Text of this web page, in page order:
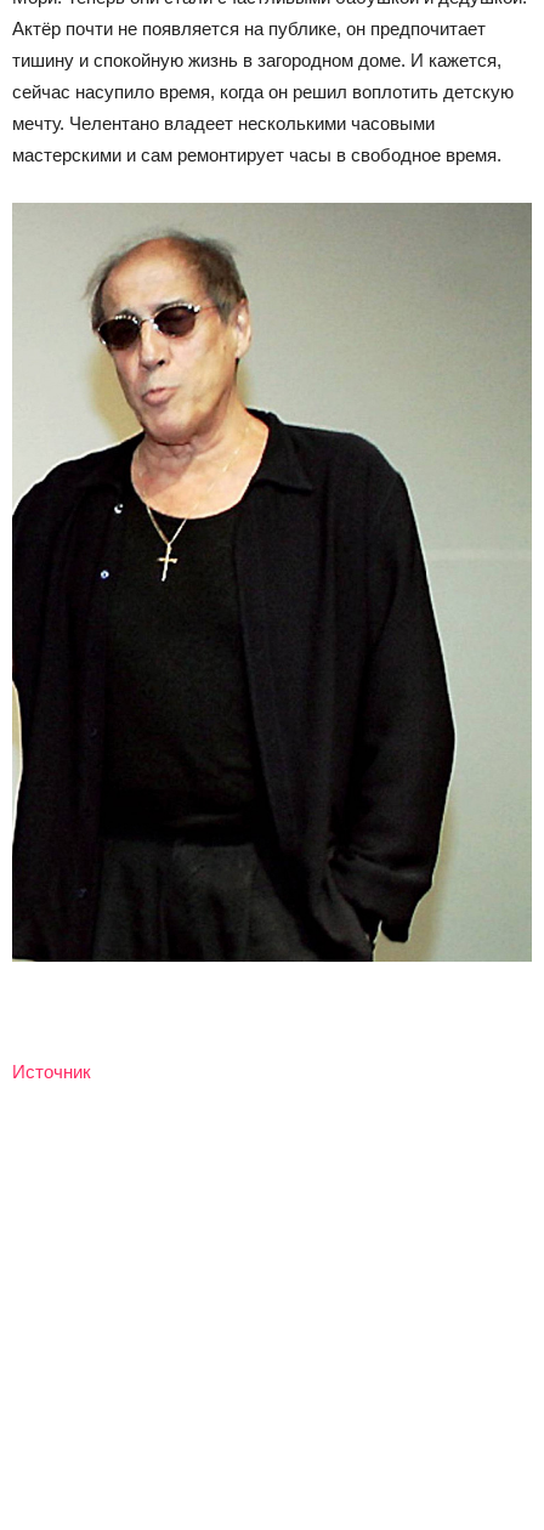
Актёр почти не появляется на публике, он предпочитает
тишину и спокойную жизнь в загородном доме. И кажется,
сейчас насупило время, когда он решил воплотить детскую
мечту. Челентано владеет несколькими часовыми
мастерскими и сам ремонтирует часы в свободное время.
Источник